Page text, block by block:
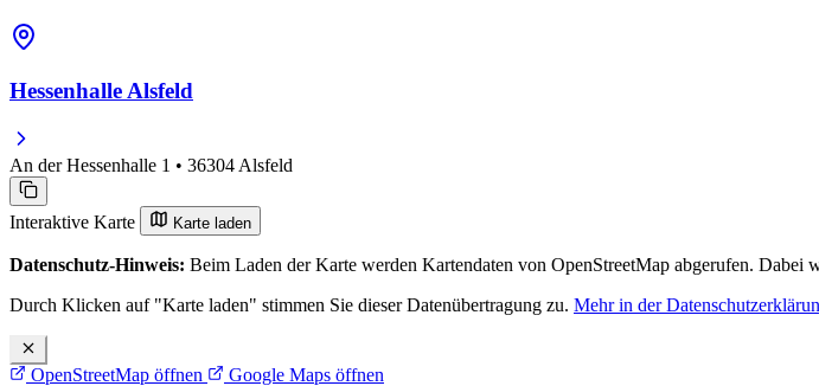
Hessenhalle Alsfeld
An der Hessenhalle 1 • 36304 Alsfeld
Interaktive Karte Karte laden
Datenschutz-Hinweis: Beim Laden der Karte werden Kartendaten von OpenStreetMap abgerufen. Dabei
Durch Klicken auf "Karte laden" stimmen Sie dieser Datenübertragung zu. Mehr in der
OpenStreetMap öffnen
Google Maps öffnen